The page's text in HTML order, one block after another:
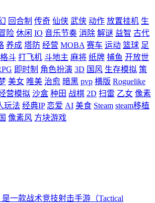
回合制 传奇 仙侠 武侠 动作 放置挂机 生
险 休闲 IO 音乐节奏 消除 解谜 益智 古代
养成 塔防 经营 MOBA 赛车 运动 篮球 足
格斗 打飞机 斗地主 麻将 纸牌 捕鱼 开放世
即时制 角色扮演 3D 国风 生存模拟 策
美女 唯美 治愈 暗黑 pvp 横版 Roguelike
营模拟 沙盒 种田 战棋 2D 扫雷 乙女 像素
玩法 经典IP 恋爱 AI 美食 Steam steam移植
像素风 方块游戏
是一款战术竞技射击手游（Tactical